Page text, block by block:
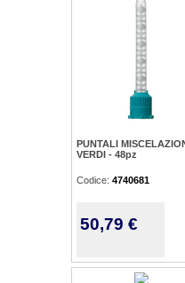
PUNTALI
VERDI - 48pz
Codice: 4740681
50,79 €